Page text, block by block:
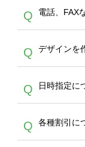
30
は
や
作
サ
す。
A
ド
写
い
ら
し
い）
Q 電話、FAX
A
文
作
ス
で
Q デザインを
A
を
30
バ
ビ
Q 日時指定に
A
ん
メ
Q 各種割引に